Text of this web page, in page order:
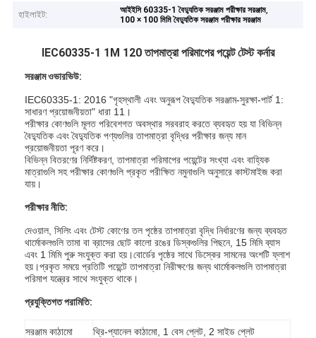
হাইলাইট:
আইইসি 60335-1 বৈদ্যুতিক সরঞ্জাম পরীক্ষার সরঞ্জাম,
100 × 100 মিমি বৈদ্যুতিক সরঞ্জাম পরীক্ষার সরঞ্জাম
IEC60335-1 1M 120 তাপমাত্রা পরিমাপের পয়েন্ট টেস্ট কর্নার
সরঞ্জাম ওভারভিউ:
IEC60335-1: 2016 "গৃহস্থালী এবং অনুরূপ বৈদ্যুতিক সরঞ্জাম-সুরক্ষা-পার্ট 1:
সাধারণ প্রয়োজনীয়তা" ধারা 11।
পরীক্ষার কোণগুলি মূলত পরিবেশগত অবস্থার সরবরাহ করতে ব্যবহৃত হয় যা বিভিন্ন
বৈদ্যুতিক এবং বৈদ্যুতিক পণ্যগুলির তাপমাত্রা বৃদ্ধির পরীক্ষার জন্য মান
প্রয়োজনীয়তা পূরণ করে।
বিভিন্ন বিতরণের নির্দিষ্টকরণ, তাপমাত্রা পরিমাপের পয়েন্টের সংখ্যা এবং বাহ্যিক
মাত্রাগুলি সহ পরীক্ষার কোণগুলি প্রকৃত পরীক্ষিত নমুনাগুলি অনুসারে কাস্টমাইজ করা
যায়।
পরীক্ষার নীতি:
দেওয়াল, সিলিং এবং টেস্ট কোণের তল পৃষ্ঠের তাপমাত্রা বৃদ্ধি নির্ধারণের জন্য ব্যবহৃত
থার্মোকলগুলি তামা বা ব্রাসের ছোট কালো রঙের ডিস্কগুলির পিছনে, 15 মিমি ব্যাস
এবং 1 মিমি পুরু সংযুক্ত করা হয়।বোর্ডের পৃষ্ঠের সাথে ডিস্কের সামনের অংশটি ফ্লাশ
হয়।প্রকৃত সময়ে প্রতিটি পয়েন্টে তাপমাত্রা নিরীক্ষণের জন্য থার্মোকলগুলি তাপমাত্রা
পরিমাপ যন্ত্রের সাথে সংযুক্ত থাকে।
প্রযুক্তিগত পরামিতি:
সরঞ্জাম কাঠামো থ্রি-প্যানেল কাঠামো, 1 বেস প্লেট, 2 সাইড প্লেট